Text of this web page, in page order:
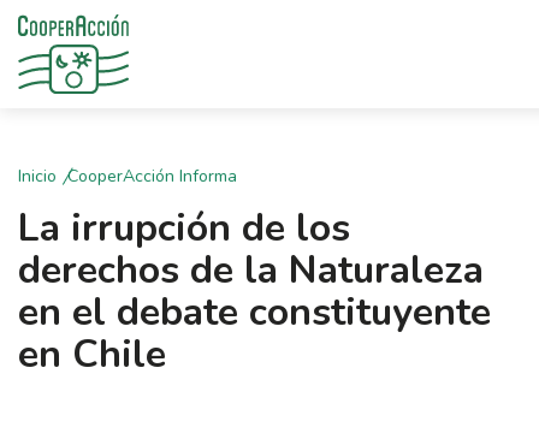
Inicio CooperAcción Informa
La irrupción de los
derechos de la Naturaleza
en el debate constituyente
en Chile